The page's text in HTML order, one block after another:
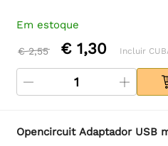
Em estoque
€ 2,55 € 1,30 Incluir
Opencircuit Adaptador USB